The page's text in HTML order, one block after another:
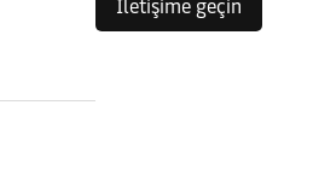
İletişime geçin